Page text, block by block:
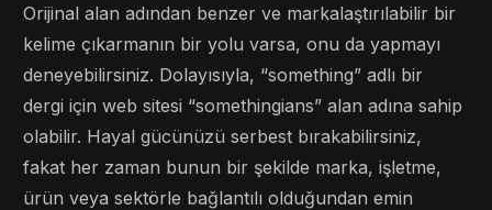
Orijinal alan adından benzer ve markalaştırılabilir bir
kelime çıkarmanın bir yolu varsa, onu da yapmayı
deneyebilirsiniz. Dolayısıyla, “something” adlı bir
dergi için web sitesi “somethingians” alan adına sahip
olabilir. Hayal gücünüzü serbest bırakabilirsiniz,
fakat her zaman bunun bir şekilde marka, işletme,
ürün veya sektörle bağlantılı olduğundan emin